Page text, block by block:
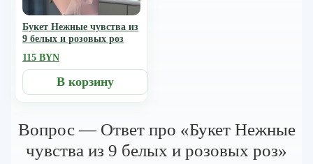
Букет Нежные чувства из
9 белых и розовых роз
115 BYN
В корзину
Вопрос — Ответ про «Букет Нежные
чувства из 9 белых и розовых роз»